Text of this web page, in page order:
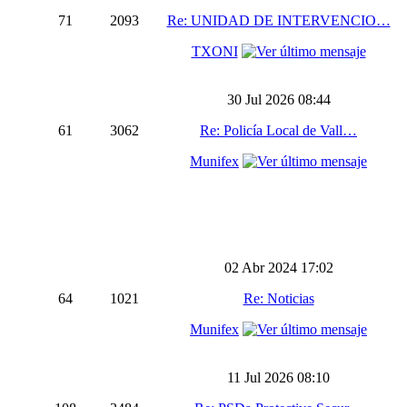
71 2093
Re: UNIDAD DE INTERVENCIO…
TXONI
61 3062
30 Jul 2026 08:44
Re: Policía Local de Vall…
Munifex
64 1021
02 Abr 2024 17:02
Re: Noticias
Munifex
11 Jul 2026 08:10